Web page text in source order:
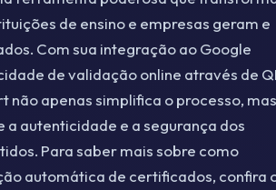
de ensino e empresas geram e
Com sua integração ao Google
de validação online através de
não apenas simplifica o processo, mas
autenticidade e a segurança dos
Para saber mais sobre como
automática de certificados, confira